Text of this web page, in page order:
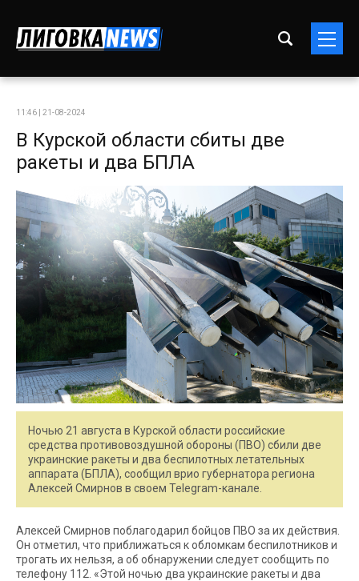
11:46 | 21-08-2024
В Курской области сбиты две
ракеты и два БПЛА
Ночью 21 августа в Курской области российские
средства противовоздушной обороны (ПВО) сбили две
украинские ракеты и два беспилотных летательных
аппарата (БПЛА), сообщил врио губернатора региона
Алексей Смирнов в своем Telegram-канале.
Алексей Смирнов поблагодарил бойцов ПВО за их действия.
Он отметил, что приближаться к обломкам беспилотников и
трогать их нельзя, а об обнаружении следует сообщить по
телефону 112. «Этой ночью два украинские ракеты и два